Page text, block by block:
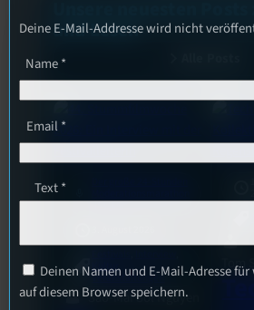
und Lesen
[S1/E5]
Kultur
Veranstaltungen
Sao-Mai Sol Nguyen
Tom
Deine E-Mail-Addresse wird nicht
Name*
Email *
Text*
Deinen Namen und E-Mail-Adresse
auf diesem Browser speichern.